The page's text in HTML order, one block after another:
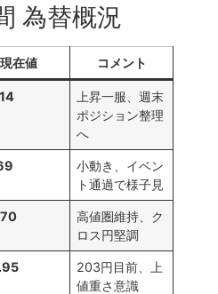
為替概況
現在値 コメント
上昇一服、週末
ポジション整理
へ
小動き、イベン
ト通過で様子見
高値圏維持、ク
ロス円堅調
203円目前、上
値重さ意識